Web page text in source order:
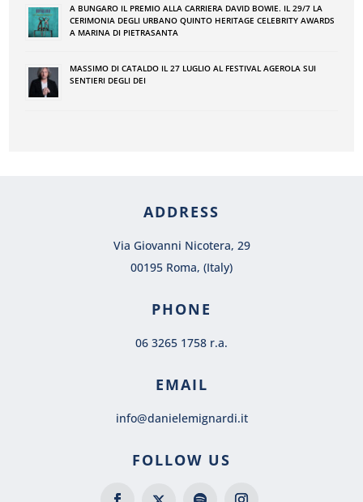
A BUNGARO IL PREMIO ALLA CARRIERA DAVID BOWIE. IL 29/7 LA
CERIMONIA DEGLI URBANO QUINTO HERITAGE CELEBRITY AWARDS
A MARINA DI PIETRASANTA
MASSIMO DI CATALDO IL 27 LUGLIO AL FESTIVAL AGEROLA SUI
SENTIERI DEGLI DEI
ADDRESS
Via Giovanni Nicotera, 29
00195 Roma, (Italy)
PHONE
06 3265 1758 r.a.
EMAIL
info@danielemignardi.it
FOLLOW US